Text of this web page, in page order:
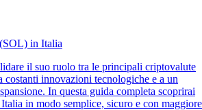
in Italia
il suo ruolo tra le principali criptovalute
costanti innovazioni tecnologiche e a un
In questa guida completa scoprirai
in modo semplice, sicuro e con maggiore